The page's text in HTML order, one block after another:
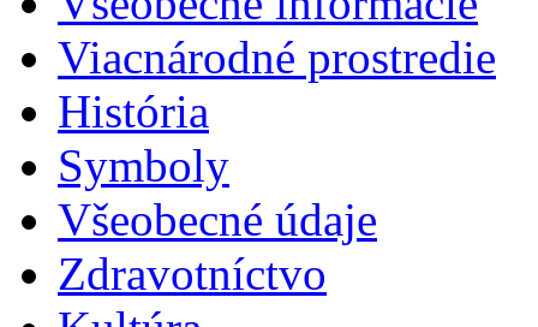
Viacnárodné prostredie
História
Symboly
Všeobecné údaje
Zdravotníctvo